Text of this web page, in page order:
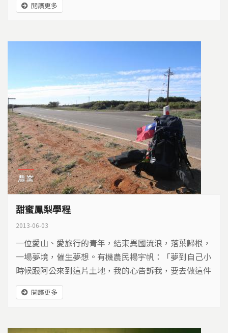
未來？閱讀更多
農業
甜蜜鳳梨學程
2013-06-03
一位愛山、愛旅行的青年，結束異國流浪，落葉歸根，
一場夢境，催生夢想。有機農民楊宇帆：「夢到自己小
時候跟阿公來到這片土地，我的心告訴我，要去做這件
事情。」繞了一大圈，喜歡新事物的性格沒變，現在他
到農業中探險…
閱讀更多